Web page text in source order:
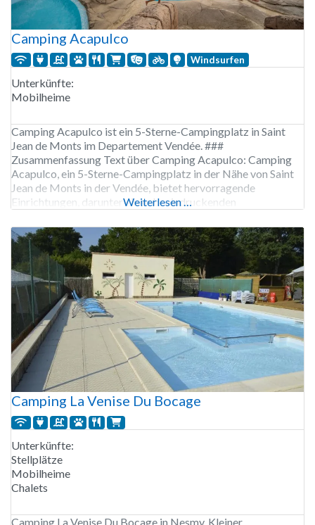
Camping Acapulco
Windsurfen
Unterkünfte:
Mobilheime
Camping Acapulco ist ein 5-Sterne-Campingplatz in Saint
Jean de Monts im Departement Vendée. ###
Zusammenfassung Text über Camping Acapulco: Camping
Acapulco, ein 5-Sterne-Campingplatz in der Nähe von Saint
Jean de Monts in der Vendée, bietet hervorragende
Einrichtungen, darunter einen beeindruckenden
einen sonnigen Urlaub an der Küste des Pays de la
Weiterlesen …
Camping La Venise Du Bocage
Unterkünfte:
Stellplätze
Mobilheime
Chalets
Camping La Venise Du Bocage in Nesmy. Kleiner